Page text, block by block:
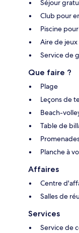
Séjour
Club pour
Piscine
Aire de jeux
Service de
Que faire ?
Plage
Leçons de
Beach-
Table de
Planche à
Affaires
Centre
Salles de
Services
Service de